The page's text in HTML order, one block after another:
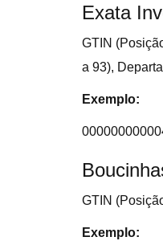
Exata
GTIN
a 93),
Exemplo:
GTIN
Exemplo: